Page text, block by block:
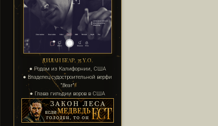
ДИЛАН БЕАР, 35 Y.O.
● Родом из Калифорнии, США
● Владелец судостроительной верфи
"Bear"
● Глава гильдии воров в США